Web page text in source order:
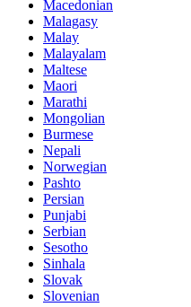
Macedonian
Malagasy
Malay
Malayalam
Maltese
Maori
Marathi
Mongolian
Burmese
Nepali
Norwegian
Pashto
Persian
Punjabi
Serbian
Sesotho
Sinhala
Slovak
Slovenian